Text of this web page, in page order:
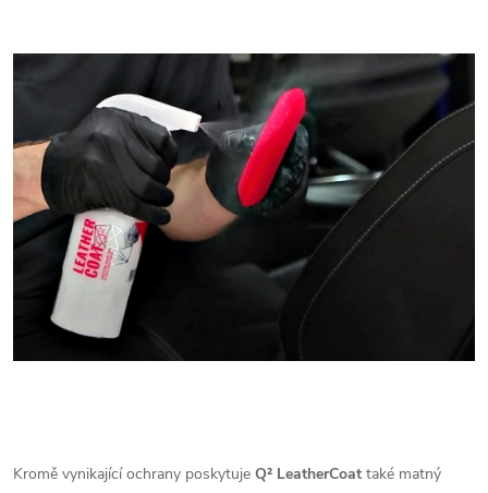
Kromě vynikající ochrany poskytuje Q² LeatherCoat také matný